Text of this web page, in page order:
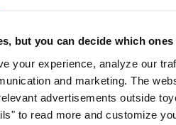
but you can decide which ones
your experience, analyze our
and marketing. The
advertisements outside
to read more and customize